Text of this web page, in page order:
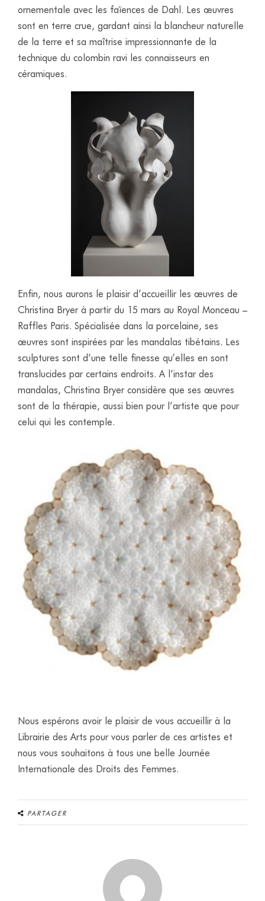
ornementale avec les faïences de Dahl. Les œuvres
sont en terre crue, gardant ainsi la blancheur naturelle
de la terre et sa maîtrise impressionnante de la
technique du colombin ravi les connaisseurs en
céramiques.
Enfin, nous aurons le plaisir d’accueillir les œuvres de
Christina Bryer à partir du 15 mars au Royal Monceau –
Raffles Paris. Spécialisée dans la porcelaine, ses
œuvres sont inspirées par les mandalas tibétains. Les
sculptures sont d’une telle finesse qu’elles en sont
translucides par certains endroits. A l’instar des
mandalas, Christina Bryer considère que ses œuvres
sont de la thérapie, aussi bien pour l’artiste que pour
celui qui les contemple.
Nous espérons avoir le plaisir de vous accueillir à la
Librairie des Arts pour vous parler de ces artistes et
nous vous souhaitons à tous une belle Journée
Internationale des Droits des Femmes.
PARTAGER